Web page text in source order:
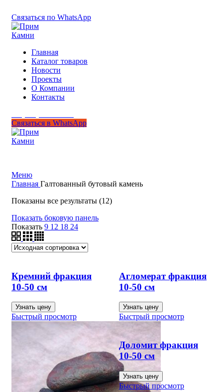
Связаться по WhatsApp
Главная
Каталог товаров
Новости
Проекты
О Компании
Контакты
Связаться в WhatsApp
Меню
Главная Галтованный бутовый камень
Показаны все результаты (12)
Показать боковую панель
Показать 9 12 18 24
Кремний фракция
10-50 см
Узнать цену
Быстрый просмотр
Агломерат фракция
10-50 см
Узнать цену
Быстрый просмотр
Доломит фракция
10-50 см
Узнать цену
Быстрый просмотр